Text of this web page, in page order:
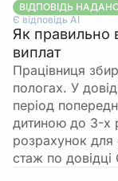
ВІДПОВІДЬ
Є відповідь АІ
Як правильно
виплат
Працівниця
пологах. У
період
дитиною до 3-х
розрахунок для
стаж по